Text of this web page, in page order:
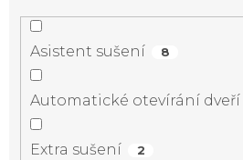
Asistent sušení 8
Automatické otevírání dveří
Extra sušení 2